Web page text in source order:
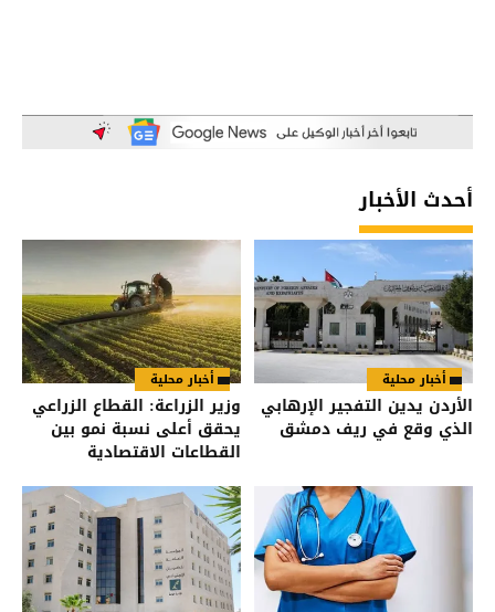
أحدث الأخبار
أخبار محلية
الأردن يدين التفجير الإرهابي
الذي وقع في ريف دمشق
أخبار محلية
وزير الزراعة: القطاع الزراعي
يحقق أعلى نسبة نمو بين
القطاعات الاقتصادية